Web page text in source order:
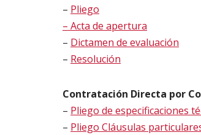
– Pliego
– Acta de apertura
– Dictamen de evaluación
– Resolución
Contratación Directa por
– Pliego de especificaciones
– Pliego Cláusulas